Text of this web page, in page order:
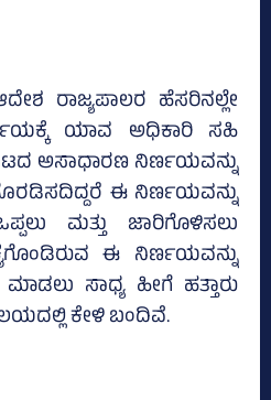
ರಾಜ್ಯಪಾಲರ ಹೆಸರಿನಲ್ಲೇ
ಯಾವ ಅಧಿಕಾರಿ ಸಹಿ
ಅಸಾಧಾರಣ ನಿರ್ಣಯವನ್ನು
ಈ ನಿರ್ಣಯವನ್ನು
ಮತ್ತು ಜಾರಿಗೊಳಿಸಲು
ಈ ನಿರ್ಣಯವನ್ನು
ಸಾಧ್ಯ ಹೀಗೆ ಹತ್ತಾರು
ಕೇಳಿ ಬಂದಿವೆ.